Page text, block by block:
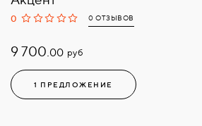
0 0 ОТЗЫВОВ
9 700.00 руб
1 ПРЕДЛОЖЕНИЕ